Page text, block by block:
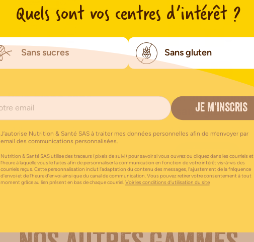
Sans gluten
Pain blanc sans
gluten
4.3 155 )
DÉCOUVRIR
Sans gluten
Pain aux graines
sans gluten
4.4
DÉCOUVRIR
Quels sont vos centres d’intérêt ?
Sans sucres Sans gluten
JE M’INSCRIS
J’autorise Nutrition & Santé SAS à traiter mes données personnelles afin de m’envoyer par
email des communications personnalisées.
Nutrition & Santé SAS utilise des traceurs (pixels de suivi) pour savoir si vous ouvrez ou cliquez dans les courriels et
l’heure à laquelle vous le faites afin de personnaliser la communication en fonction de votre intérêt vis-à-vis des
courriels reçus. Cette personnalisation inclut l’adaptation du contenu des messages, l’ajustement de la fréquence
d’envoi et de l’heure d’envoi ainsi que du canal de communication. Vous pouvez retirer votre consentement à tout
moment grâce au lien présent en bas de chaque courriel.Voir les conditions d’utilisation du site